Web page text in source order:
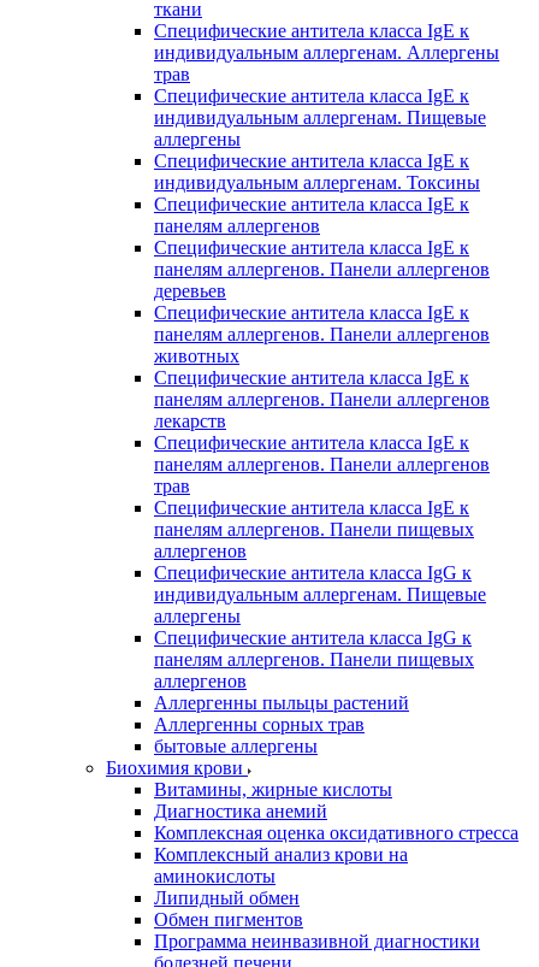
ткани
Специфические антитела класса IgE к
индивидуальным аллергенам. Аллергены
трав
Специфические антитела класса IgE к
индивидуальным аллергенам. Пищевые
аллергены
Специфические антитела класса IgE к
индивидуальным аллергенам. Токсины
Специфические антитела класса IgE к
панелям аллергенов
Специфические антитела класса IgE к
панелям аллергенов. Панели аллергенов
деревьев
Специфические антитела класса IgE к
панелям аллергенов. Панели аллергенов
животных
Специфические антитела класса IgE к
панелям аллергенов. Панели аллергенов
лекарств
Специфические антитела класса IgE к
панелям аллергенов. Панели аллергенов
трав
Специфические антитела класса IgE к
панелям аллергенов. Панели пищевых
аллергенов
Специфические антитела класса IgG к
индивидуальным аллергенам. Пищевые
аллергены
Специфические антитела класса IgG к
панелям аллергенов. Панели пищевых
аллергенов
Аллергенны пыльцы растений
Аллергенны сорных трав
бытовые аллергены
Биохимия крови
Витамины, жирные кислоты
Диагностика анемий
Комплексная оценка оксидативного стресса
Комплексный анализ крови на
аминокислоты
Липидный обмен
Обмен пигментов
Программа неинвазивной диагностики
болезней печени